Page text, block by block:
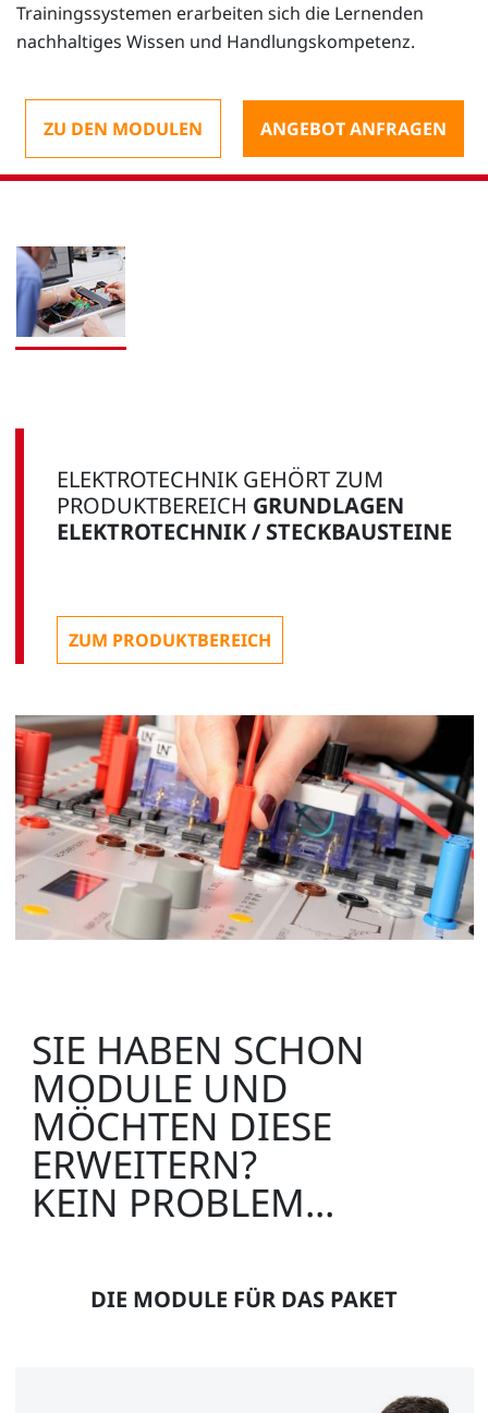
Trainingssystemen erarbeiten sich die Lernenden
nachhaltiges Wissen und Handlungskompetenz.
ZU DEN MODULEN ANGEBOT ANFRAGEN
ELEKTROTECHNIK GEHÖRT ZUM
PRODUKTBEREICH GRUNDLAGEN
ELEKTROTECHNIK / STECKBAUSTEINE
ZUM PRODUKTBEREICH
SIE HABEN SCHON
MODULE UND
MÖCHTEN DIESE
ERWEITERN?
KEIN PROBLEM...
DIE MODULE FÜR DAS PAKET